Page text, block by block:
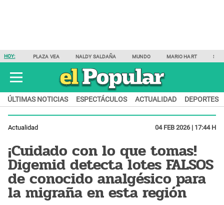
HOY: PLAZA VEA NALDY SALDAÑA MUNDO MARIO HART
ÚLTIMAS NOTICIAS ESPECTÁCULOS ACTUALIDAD DEPORTES
Actualidad 04 FEB 2026 | 17:44 H
¡Cuidado con lo que tomas!
Digemid detecta lotes FALSOS
de conocido analgésico para
la migraña en esta región